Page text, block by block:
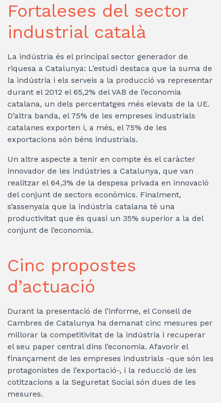
Fortaleses del sector
industrial català
La indústria és el principal sector generador de
riquesa a Catalunya: L’estudi destaca que la suma de
la indústria i els serveis a la producció va representar
durant el 2012 el 65,2% del VAB de l’economia
catalana, un dels percentatges més elevats de la UE.
D’altra banda, el 75% de les empreses industrials
catalanes exporten i, a més, el 75% de les
exportacions són béns industrials.
Un altre aspecte a tenir en compte és el caràcter
innovador de les indústries a Catalunya, que van
realitzar el 64,3% de la despesa privada en innovació
del conjunt de sectors econòmics. Finalment,
s’assenyala que la indústria catalana té una
productivitat que és quasi un 35% superior a la del
conjunt de l’economia.
Cinc propostes
d’actuació
Durant la presentació de l’informe, el Consell de
Cambres de Catalunya ha demanat cinc mesures per
millorar la competitivitat de la indústria i recuperar
el seu paper central dins l’economia. Afavorir el
finançament de les empreses industrials -que són les
protagonistes de l’exportació-, i la reducció de les
cotitzacions a la Seguretat Social són dues de les
mesures.